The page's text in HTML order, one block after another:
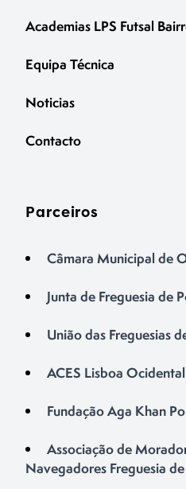
Academias LPS Futsal
Equipa Técnica
Noticias
Contacto
Parceiros
Câmara Municipal de
Junta de Freguesia de
União das Freguesias
ACES Lisboa
Fundação Aga Khan
Associação de
Navegadores Freguesia